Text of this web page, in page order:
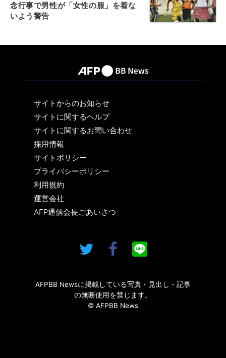
念行事で男性が「女性の服」を着な
いよう警告
サイトからのお知らせ
サイトに関するヘルプ
サイトに関するお問い合わせ
採用情報
サイトポリシー
プライバシーポリシー
利用規約
運営会社
AFP通信会長ごあいさつ
AFPBB Newsに掲載している写真・見出し・記事
の無断使用を禁じます。
© AFPBB News